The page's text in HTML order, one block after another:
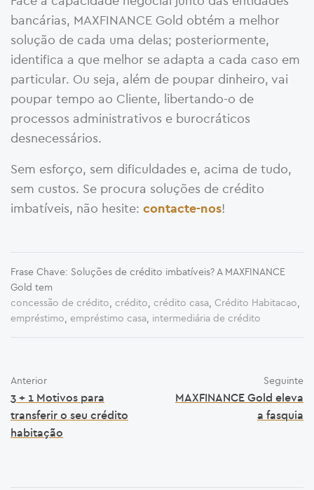
bancárias, MAXFINANCE Gold obtém a melhor
solução de cada uma delas; posteriormente,
identifica a que melhor se adapta a cada caso em
particular. Ou seja, além de poupar dinheiro, vai
poupar tempo ao Cliente, libertando-o de
processos administrativos e burocráticos
desnecessários.
Sem esforço, sem dificuldades e, acima de tudo,
sem custos. Se procura soluções de crédito
imbatíveis, não hesite: contacte-nos!
Frase Chave: Soluções de crédito imbatíveis? A MAXFINANCE
Gold tem
concessão de crédito, crédito, crédito casa, Crédito Habitacao,
empréstimo, empréstimo casa, intermediária de crédito
Anterior
3 + 1 Motivos para
transferir o seu crédito
habitação
Seguinte
MAXFINANCE Gold eleva
a fasquia